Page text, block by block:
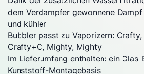
dem Verdampfer gewonnene
und kühler
Bubbler passt zu Vaporizern:
Crafty+C, Mighty, Mighty
Im Lieferumfang enthalten: ein
Kunststoff-Montagebasis